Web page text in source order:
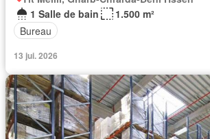
1 Salle de bain
1.500 m²
Bureau
13 jui. 2026